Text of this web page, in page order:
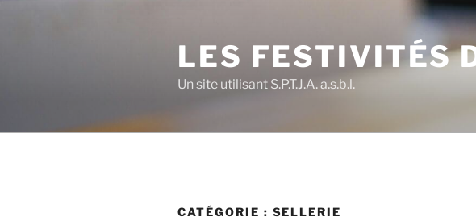
LES FESTIVITÉS
Un site utilisant S.P.T.J.A. a.s.b.l.
CATÉGORIE : SELLERIE